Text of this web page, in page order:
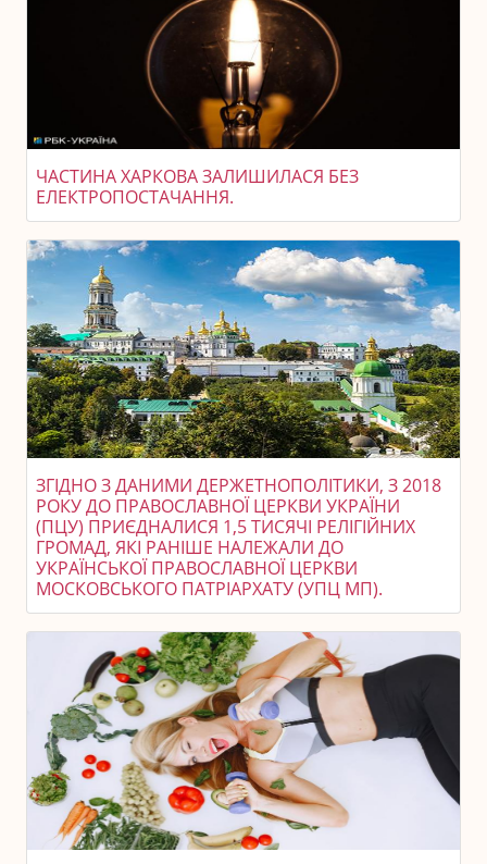
ЧАСТИНА ХАРКОВА ЗАЛИШИЛАСЯ БЕЗ
ЕЛЕКТРОПОСТАЧАННЯ.
ЗГІДНО З ДАНИМИ ДЕРЖЕТНОПОЛІТИКИ, З 2018
РОКУ ДО ПРАВОСЛАВНОЇ ЦЕРКВИ УКРАЇНИ
(ПЦУ) ПРИЄДНАЛИСЯ 1,5 ТИСЯЧІ РЕЛІГІЙНИХ
ГРОМАД, ЯКІ РАНІШЕ НАЛЕЖАЛИ ДО
УКРАЇНСЬКОЇ ПРАВОСЛАВНОЇ ЦЕРКВИ
МОСКОВСЬКОГО ПАТРІАРХАТУ (УПЦ МП).